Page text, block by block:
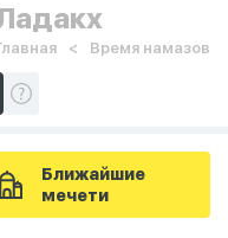
Время намазов
Ближайшие
мечети